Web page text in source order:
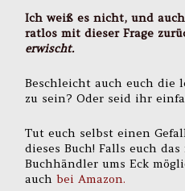
Ich weiß es nicht, und
ratlos mit dieser Frage
erwischt.
Beschleicht auch euch die
zu sein? Oder seid ihr
Tut euch selbst einen
dieses Buch! Falls euch
Buchhändler ums Eck
auchbei Amazon.